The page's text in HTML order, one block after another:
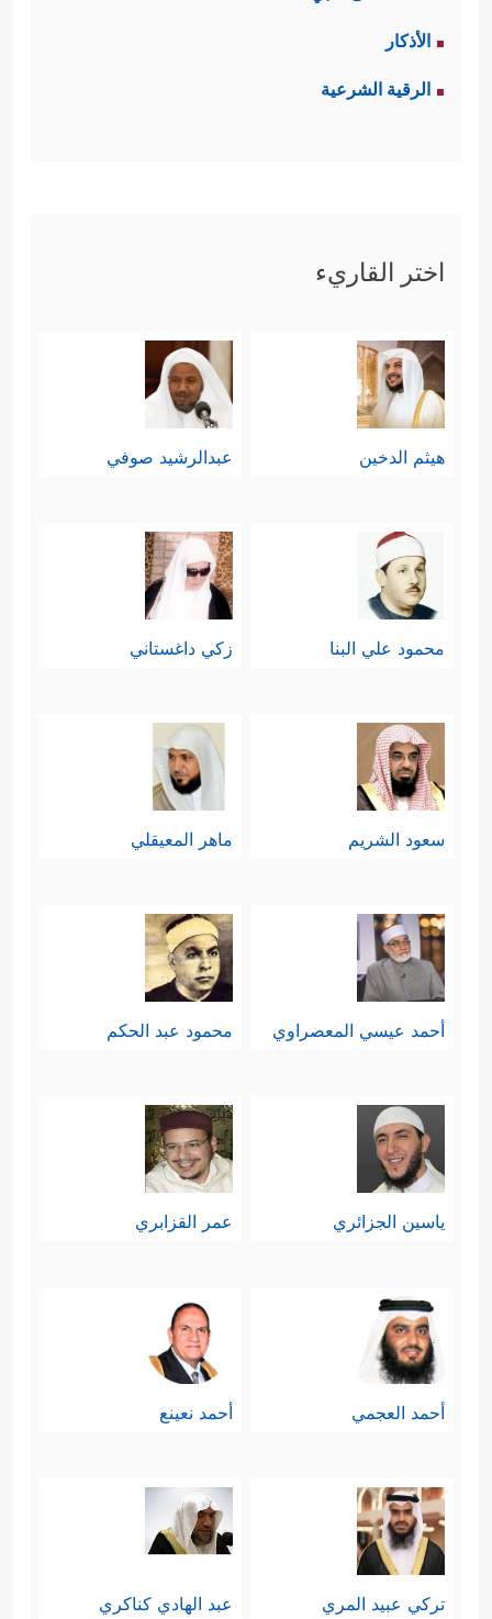
الأذكار
الرقية الشرعية
اختر القاريء
هيثم الدخين عبدالرشيد صوفي
محمود علي البنا زكي داغستاني
سعود الشريم ماهر المعيقلي
أحمد عيسي المعصراوي محمود عبد الحكم
ياسين الجزائري عمر القزابري
أحمد العجمي أحمد نعينع
تركي عبيد المري عبد الهادي كناكري